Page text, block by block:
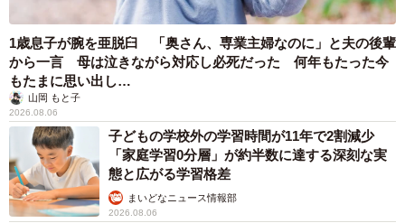
6/8
「ただいま〜」（画像提供：柴犬ももさん）
ピンポン出たら忘れ物の水を取りに戻ってきた柴犬いるの
1歳息子が腕を亜脱臼 「奥さん、専業主婦なのに」と夫の後輩
から一言 母は泣きながら対応し必死だった 何年もたった今
もたまに思い出し…
山岡 もと子
2026.08.06
子どもの学校外の学習時間が11年で2割減少
「家庭学習0分層」が約半数に達する深刻な実
態と広がる学習格差
まいどなニュース情報部
2026.08.06